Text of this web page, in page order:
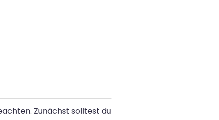
Zunächst solltest du